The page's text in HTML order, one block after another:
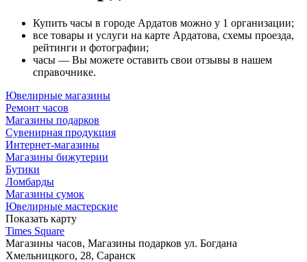
Купить часы в городе Ардатов можно у 1 организации;
все товары и услуги на карте Ардатова, схемы проезда,
рейтинги и фотографии;
часы — Вы можете оставить свои отзывы в нашем
справочнике.
Ювелирные магазины
Ремонт часов
Магазины подарков
Сувенирная продукция
Интернет-магазины
Магазины бижутерии
Бутики
Ломбарды
Магазины сумок
Ювелирные мастерские
Показать карту
Times Square
Магазины часов, Магазины подарков ул. Богдана
Хмельницкого, 28, Саранск